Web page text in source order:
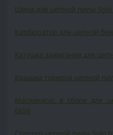
Шина для цепной пилы Solo
Карбюратор для цепной
Катушка зажигания для
Крышка тормоза цепной
Маслонасос в сборе для
6656